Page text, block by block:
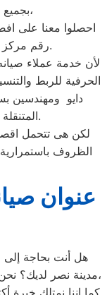
بجميع موديلاتها القديم منها والحديث،
احصلوا معنا على
رقم مركز صيانه دايو المعتمد في مدينة نصر.
لأن خدمة عملاء
الحرفية للربط
دايو ومهندسين
المتنقلة فى جميع محافظات مدينة نصر.
لكن هى تتحمل
الظروف
عنوان
هل أنت بحاجة إلى
مدينة نصر لديك؟ نحن نمنحك خدمة الصيانة الفورية التي ترغب بها،